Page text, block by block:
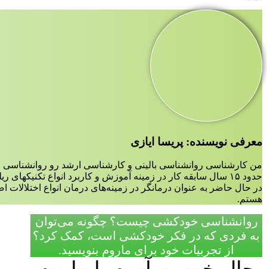
معرفی نویسنده: پریسا ایازی
من کارشناسی روانشناسی بالینی و کارشناسی ارشد رو
حدود ۱۵ سال سابقه کار در زمینه آموزش و کاربرد انواع تکنیکهای ریلکسیشن،مدیتیشن و مایندفولنس دارم.
در حال حاضر به عنوان درمانگر در زمینه‌‌های درمان انواع
هستم.
روانشناسی خودکشی چیست؟ چگونه می‌توان
به فردی که در فکر خودکشی است، کمک کرد؟
از تجربیات خود برای ماروم بنویسید.